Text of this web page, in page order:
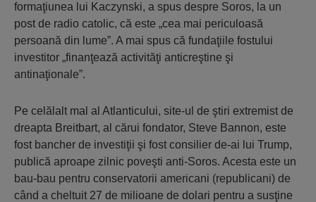
formaţiunea lui Kaczynski, a spus despre Soros, la un
post de radio catolic, că este „cea mai periculoasă
persoană din lume”. A mai spus că fundaţiile fostului
investitor „finanţează activităţi anticreştine şi
antinaţionale”.
Pe celălalt mal al Atlanticului, site-ul de ştiri extremist de
dreapta Breitbart, al cărui fondator, Steve Bannon, este
fost bancher de investiţii şi fost consilier de-ai lui Trump,
publică aproape zilnic poveşti anti-Soros. Acesta este un
bau-bau pentru conservatorii americani (republicani) de
când a cheltuit 27 de milioane de dolari pentru a susţine